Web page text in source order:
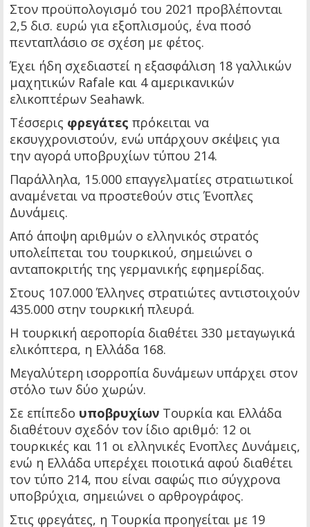
Στον προϋπολογισμό του 2021 προβλέπονται
2,5 δισ. ευρώ για εξοπλισμούς, ένα ποσό
πενταπλάσιο σε σχέση με φέτος.
Έχει ήδη σχεδιαστεί η εξασφάλιση 18 γαλλικών
μαχητικών Rafale και 4 αμερικανικών
ελικοπτέρων Seahawk.
Τέσσερις φρεγάτες πρόκειται να
εκσυγχρονιστούν, ενώ υπάρχουν σκέψεις για
την αγορά υποβρυχίων τύπου 214.
Παράλληλα, 15.000 επαγγελματίες στρατιωτικοί
αναμένεται να προστεθούν στις Ένοπλες
Δυνάμεις.
Από άποψη αριθμών ο ελληνικός στρατός
υπολείπεται του τουρκικού, σημειώνει ο
ανταποκριτής της γερμανικής εφημερίδας.
Στους 107.000 Έλληνες στρατιώτες αντιστοιχούν
435.000 στην τουρκική πλευρά.
Η τουρκική αεροπορία διαθέτει 330 μεταγωγικά
ελικόπτερα, η Ελλάδα 168.
Μεγαλύτερη ισορροπία δυνάμεων υπάρχει στον
στόλο των δύο χωρών.
Σε επίπεδο υποβρυχίων Τουρκία και Ελλάδα
διαθέτουν σχεδόν τον ίδιο αριθμό: 12 οι
τουρκικές και 11 οι ελληνικές Ενοπλες Δυνάμεις,
ενώ η Ελλάδα υπερέχει ποιοτικά αφού διαθέτει
τον τύπο 214, που είναι σαφώς πιο σύγχρονα
υποβρύχια, σημειώνει ο αρθρογράφος.
Στις φρεγάτες, η Τουρκία προηγείται με 19